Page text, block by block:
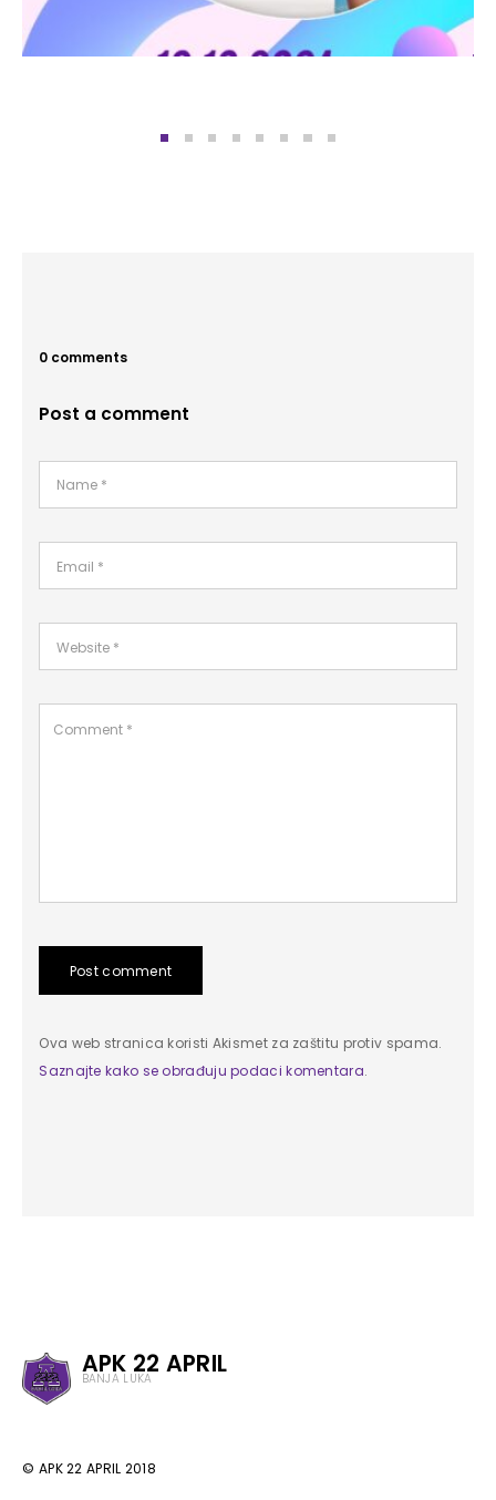
0 comments
Post a comment
Post comment
Ova web stranica koristi Akismet za zaštitu protiv spama.
Saznajte kako se obrađuju podaci komentara.
APK 22 APRIL
BANJA LUKA
© APK 22 APRIL 2018